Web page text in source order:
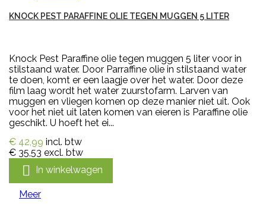
KNOCK PEST PARAFFINE OLIE TEGEN MUGGEN 5 LITER
Knock Pest Paraffine olie tegen muggen 5 liter voor in
stilstaand water. Door Parraffine olie in stilstaand water
te doen, komt er een laagje over het water. Door deze
film laag wordt het water zuurstofarm. Larven van
muggen en vliegen komen op deze manier niet uit. Ook
voor het niet uit laten komen van eieren is Paraffine olie
geschikt. U hoeft het ei...
€ 42,99 incl. btw
€ 35,53 excl. btw
 In winkelwagen
Meer